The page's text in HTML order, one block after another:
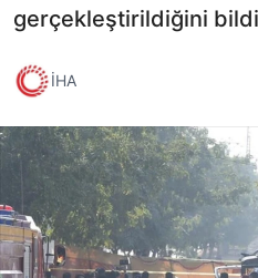
gerçekleştirildiğini
İHA